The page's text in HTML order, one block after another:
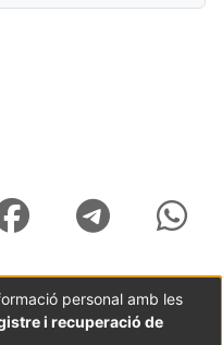
personal amb les
i recuperació de